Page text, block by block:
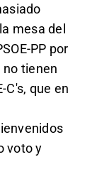
mesa del
PP por
tienen
C's, que en
voto y